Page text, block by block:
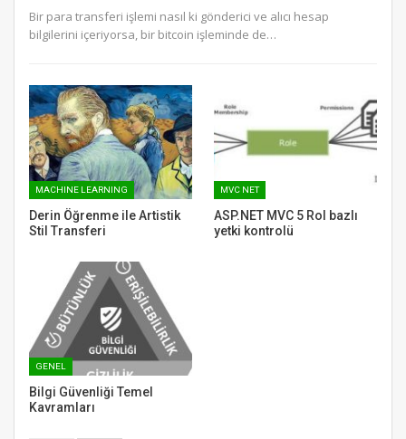
Bir para transferi işlemi nasıl ki gönderici ve alıcı hesap
bilgilerini içeriyorsa, bir bitcoin işleminde de…
MACHINE LEARNING
Derin Öğrenme ile Artistik
Stil Transferi
MVC NET
ASP.NET MVC 5 Rol bazlı
yetki kontrolü
GENEL
Bilgi Güvenliği Temel
Kavramları